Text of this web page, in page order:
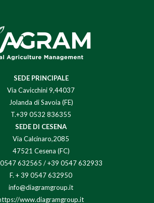
SEDE PRINCIPALE
Via Cavicchini 9,44037
Jolanda di Savoia (FE)
T.+39 0532 836355
SEDE DI CESENA
Via Calcinaro,2085
47521 Cesena (FC)
632565 /+39 0547 632933
F. + 39 0547 632950
info@diagramgroup.it
www.diagramgroup.it